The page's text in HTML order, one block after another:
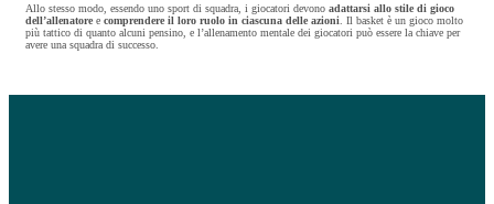
Allo stesso modo, essendo uno sport di squadra, i giocatori devono adattarsi allo stile di gioco
dell’allenatore e comprendere il loro ruolo in ciascuna delle azioni . Il basket è un gioco molto
più tattico di quanto alcuni pensino, e l’allenamento mentale dei giocatori può essere la chiave per
avere una squadra di successo.